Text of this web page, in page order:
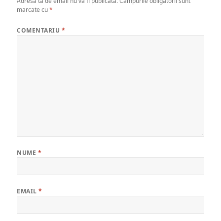
marcate cu*
COMENTARIU *
NUME *
EMAIL*